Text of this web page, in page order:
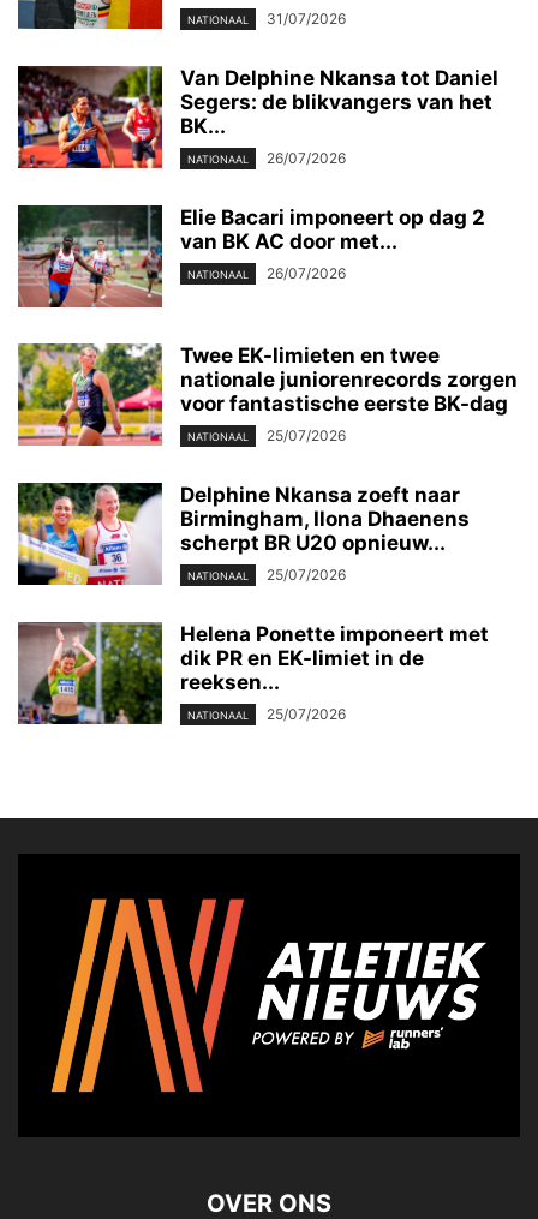
NATIONAAL 31/07/2026
Van Delphine Nkansa tot Daniel
Segers: de blikvangers van het
BK...
NATIONAAL 26/07/2026
Elie Bacari imponeert op dag 2
van BK AC door met...
NATIONAAL 26/07/2026
Twee EK-limieten en twee
nationale juniorenrecords zorgen
voor fantastische eerste BK-dag
NATIONAAL 25/07/2026
Delphine Nkansa zoeft naar
Birmingham, Ilona Dhaenens
scherpt BR U20 opnieuw...
NATIONAAL 25/07/2026
Helena Ponette imponeert met
dik PR en EK-limiet in de
reeksen...
NATIONAAL 25/07/2026
OVER ONS